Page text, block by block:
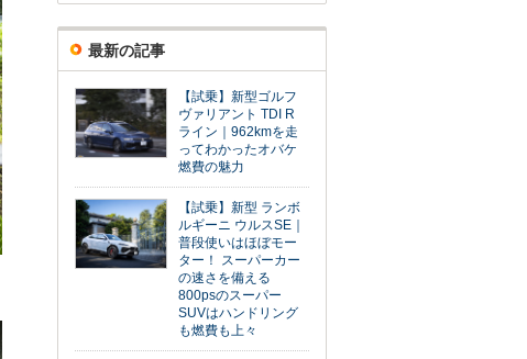
最新の記事
【試乗】新型ゴルフ
ヴァリアント TDI R
ライン｜962kmを走
ってわかったオバケ
燃費の魅力
【試乗】新型 ランボ
ルギーニ ウルスSE｜
普段使いはほぼモー
ター！ スーパーカー
の速さを備える
800psのスーパー
SUVはハンドリング
も燃費も上々